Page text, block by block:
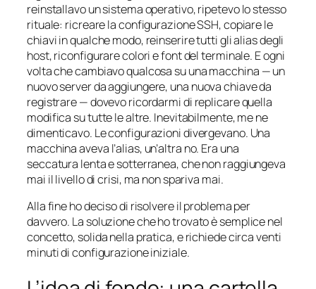
reinstallavo un sistema operativo, ripetevo lo stesso
rituale: ricreare la configurazione SSH, copiare le
chiavi in qualche modo, reinserire tutti gli alias degli
host, riconfigurare colori e font del terminale. E ogni
volta che cambiavo qualcosa su una macchina — un
nuovo server da aggiungere, una nuova chiave da
registrare — dovevo ricordarmi di replicare quella
modifica su tutte le altre. Inevitabilmente, me ne
dimenticavo. Le configurazioni divergevano. Una
macchina aveva l’alias, un’altra no. Era una
seccatura lenta e sotterranea, che non raggiungeva
mai il livello di crisi, ma non spariva mai.
Alla fine ho deciso di risolvere il problema per
davvero. La soluzione che ho trovato è semplice nel
concetto, solida nella pratica, e richiede circa venti
minuti di configurazione iniziale.